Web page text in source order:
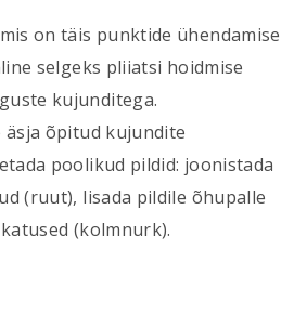
on täis punktide ühendamise
selgeks pliiatsi hoidmise
kujunditega.
äsja õpitud kujundite
poolikud pildid: joonistada
(ruut), lisada pildile õhupalle
(kolmnurk).